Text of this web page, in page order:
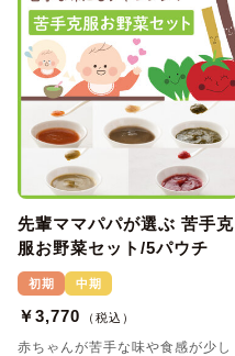
先輩ママパパが選ぶ 苦手克
服お野菜セット/5パウチ
初期 中期
￥3,770 （税込）
赤ちゃんが苦手な味や食感が少し